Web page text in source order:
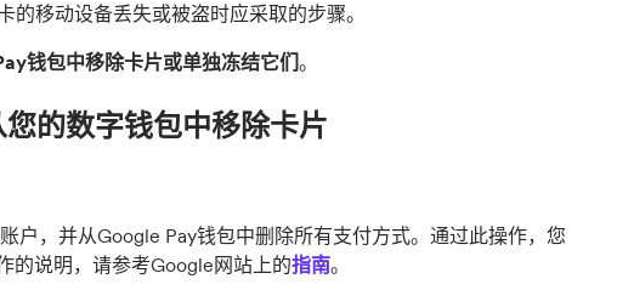
移动设备丢失或被盗时应采取的步骤。
钱包中移除卡片或单独冻结它们。
的数字钱包中移除卡片
户，并从Google Pay钱包中删除所有支付方式。通过此操作，您
的说明，请参考Google网站上的指南。